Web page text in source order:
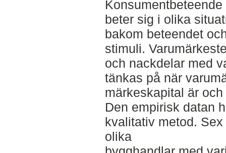
beter sig i olika
bakom beteendet
stimuli.
och nackdelar med
tänkas på när
märkeskapital är
Den empirisk datan
kvalitativ metod.
olika